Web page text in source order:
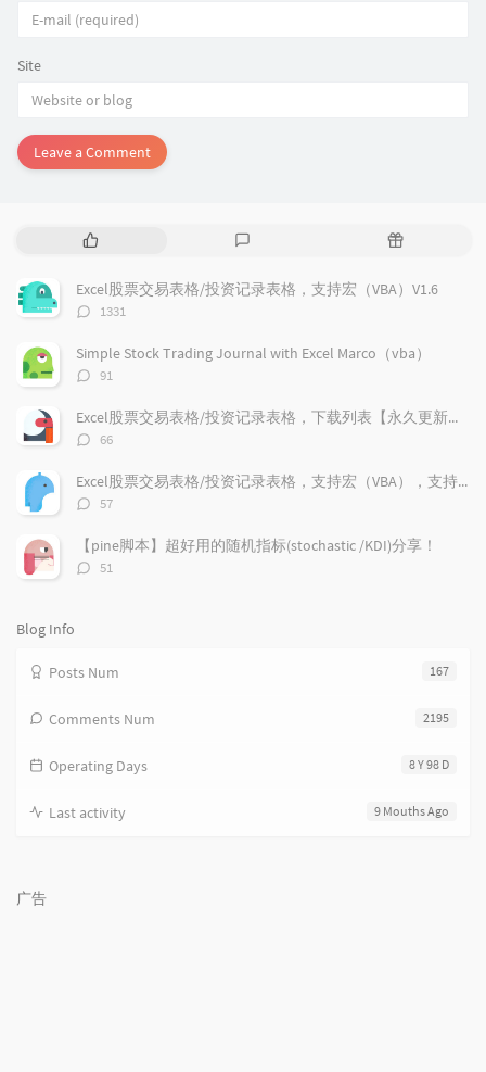
Site
Leave a Comment
P
p
u
a
r
r
t
c
l
s
t
e
t
m
n
R
m
t
Excel股票交易表格/投资记录表格，支持宏（VBA）V1.6
评
数：
1331
Simple Stock Trading Journal with Excel Marco（vba）
评
数：
91
Excel股票交易表格/投资记录表格，下载列表【永久更新支持】
评
数：
66
Excel股票交易表格/投资记录表格，支持宏（VBA），支持加密货币兑换记录，更新V1.9
评
数：
57
【pine脚本】超好用的随机指标(stochastic /KDI)分享！
评
51
Blog Info
167
Posts Num
2195
Comments Num
8 Y 98 D
Operating Days
9 Mouths Ago
Last activity
广告